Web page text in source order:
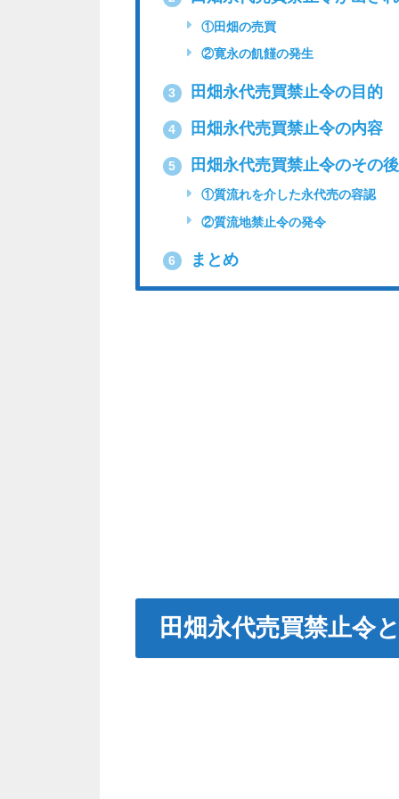
①田畑の売買
②寛永の飢饉の発生
3 田畑永代売買禁止令の目的
4 田畑永代売買禁止令の内容
5 田畑永代売買禁止令のその後
①質流れを介した永代売の容認
②質流地禁止令の発令
6 まとめ
田畑永代売買禁止令